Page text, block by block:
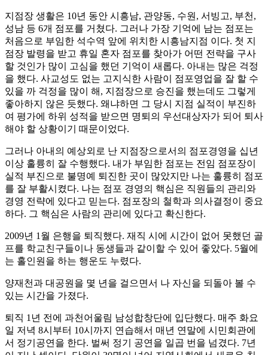
지점장 생활은 10년 동안 시흥남, 관양동, 수원, 서빙고, 부천,
성남 등 6개 점포를 거쳤다. 그러나 가장 기억에 남는 점포는
처음으로 부임한 석수역 앞에 위치한 시흥남지점 이다. 첫 지
점장 발령을 받고 휴일 혼자 점포를 찾아가 어떤 전략을 구사
할 것인가 많이 고심을 했던 기억이 새롭다. 아내는 많은 걱정
을 했다. 사교성도 없는 고지식한 사람이 점포영업을 잘 할 수
있을 까 걱정을 많이 해, 지점장으로 승진을 했는데도 그렇게
좋아하지 않은 듯했다. 왜냐하면 그 당시 지점 실적이 부진하
여 평가에 하위 성적을 받으면 명퇴의 우선대상자가 되어 퇴사
해야 할 상황이기 때문이었다.
그러나 아내의 예상외로 난 지점장으로서의 점포경영을 십년
이상 훌륭히 잘 수행했다. 내가 부임한 점포는 전임 점포장이
실적 부진으로 불명예 퇴진한 곳이 많았지만 나는 훌륭히 점포
를 잘 부활시켰다. 나는 점포 경영의 핵심은 직원들의 관리와
경영 전략에 있다고 믿는다. 점포장의 철학과 의사결정이 중요
하다. 그 핵심은 사람의 관리에 있다고 확신한다.
2009년 1월 은행을 퇴직했다. 재직 시에 시간이 없어 못했던 골
프를 학교친구들이나 동생들과 같이할 수 있어 좋았다. 5월에
는 홀인원을 하는 행운도 누렸다.
양재천과 대공원을 몇 년을 걸으면서 나 자신을 되돌아 볼 수
있는 시간을 가졌다.
퇴직 1년 전에 과천어울림 남성합창단에 입단했다. 매주 화요
일 저녁 8시부터 10시까지 연습해서 매년 연말에 시민회관에
서 정기공연을 한다. 벌써 정기 공연을 일곱 번을 넘겼다. 7년